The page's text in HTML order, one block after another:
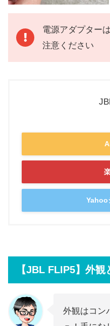
電源アダプター
注意ください
Yahoo
【JBL FLIP5】外
外観はコン